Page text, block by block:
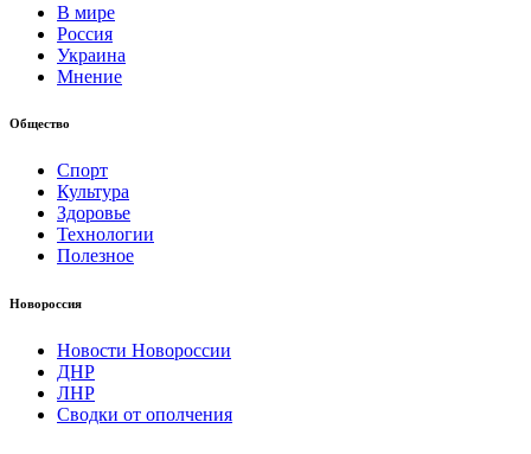
В мире
Россия
Украина
Мнение
Общество
Спорт
Культура
Здоровье
Технологии
Полезное
Новороссия
Новости Новороссии
ДНР
ЛНР
Сводки от ополчения